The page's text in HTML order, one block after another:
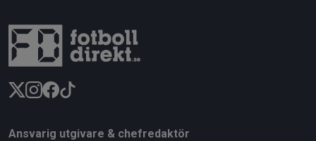
Ansvarig utgivare & chefredaktör